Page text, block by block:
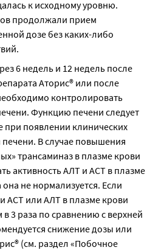
к исходному уровню.
продолжали прием
дозе без каких-либо
6 недель и 12 недель после
Аторис® или после
контролировать
Функцию печени следует
при появлении клинических
В случае повышения
трансаминаз в плазме крови
активность АЛТ и ACT в плазме
не нормализуется. Если
ACT или АЛТ в плазме крови
в 3 раза по сравнению с верхней
снижение дозы или
(см. раздел «Побочное